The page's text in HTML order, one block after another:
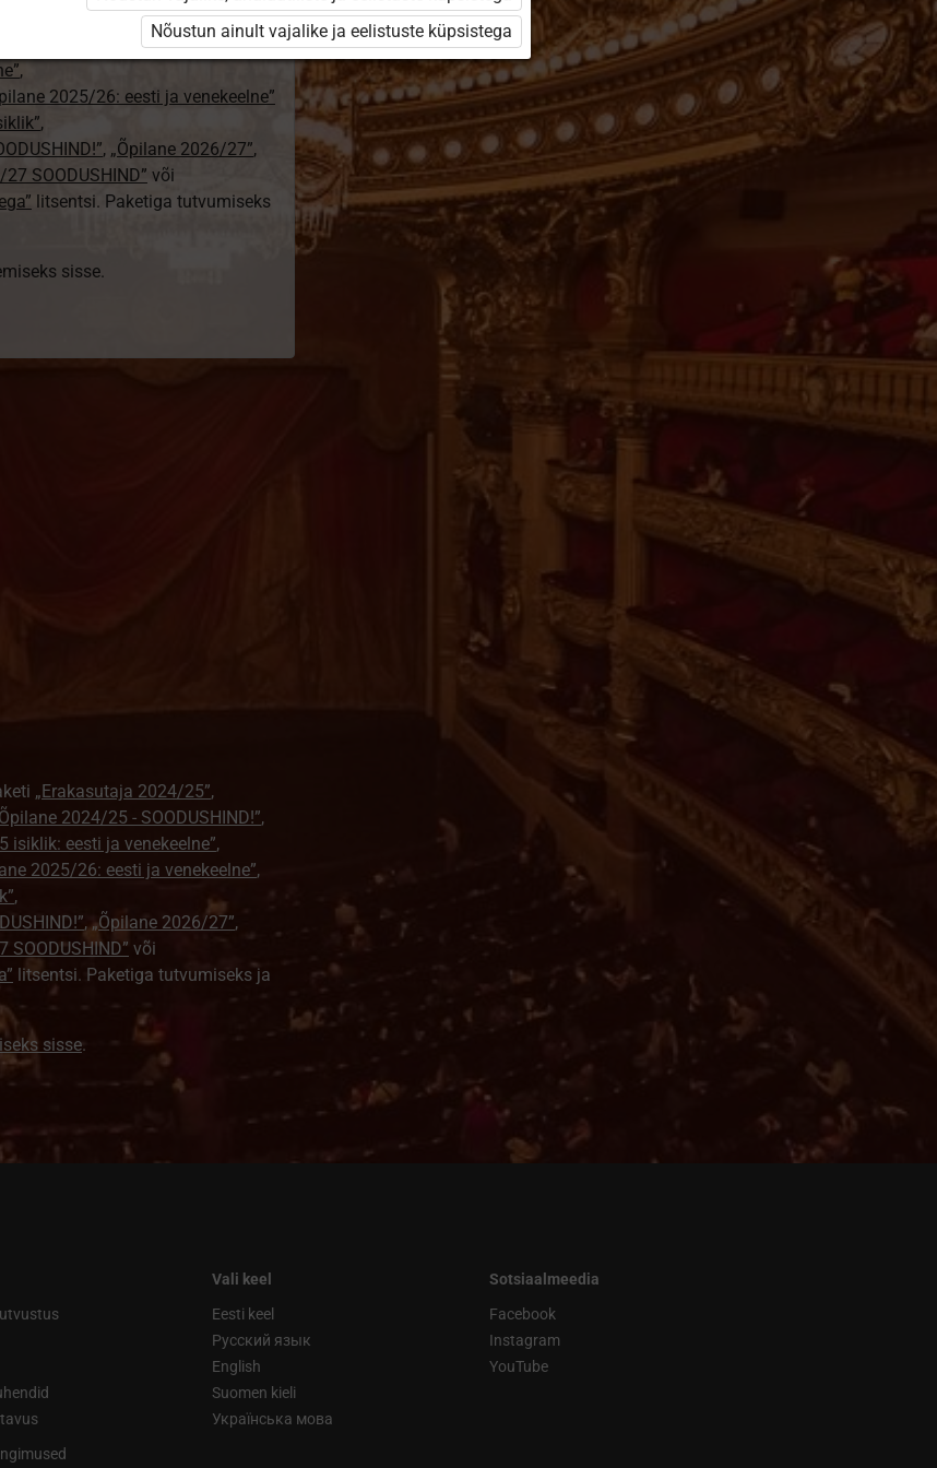
2024/25 – isiklik”,
,
2025/26: eesti ja venekeelne”
,
, „Õpilane 2026/27”,
SOODUSHIND” või
litsentsi. Paketiga tutvumiseks
sisse.
„Erakasutaja 2024/25”,
2024/25 - SOODUSHIND!”,
isiklik: eesti ja venekeelne”,
2025/26: eesti ja venekeelne”,
,
,„Õpilane 2026/27”,
SOODUSHIND” või
litsentsi. Paketiga tutvumiseks ja
sisse.
Vali keel
Eesti keel
Русский язык
English
Suomen kieli
Українська мова
Sotsiaalmeedia
Facebook
Instagram
YouTube
Nõustun ainult vajalike ja eelistuste küpsistega